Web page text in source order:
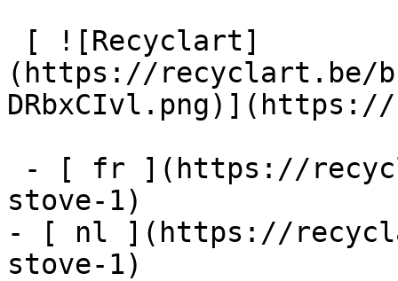
(https://recyclart.be/
stove-1)
- [ nl ](https://
stove-1)